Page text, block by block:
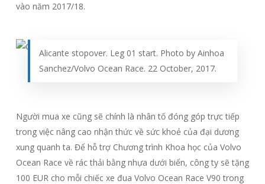
vào năm 2017/18.
Alicante stopover. Leg 01 start. Photo by Ainhoa
Sanchez/Volvo Ocean Race. 22 October, 2017.
Người mua xe cũng sẽ chính là nhân tố đóng góp trực tiếp
trong việc nâng cao nhận thức về sức khoẻ của đại dương
xung quanh ta. Để hỗ trợ Chương trình Khoa học của Volvo
Ocean Race về rác thải bằng nhựa dưới biển, công ty sẽ tặng
100 EUR cho mỗi chiếc xe đua Volvo Ocean Race V90 trong